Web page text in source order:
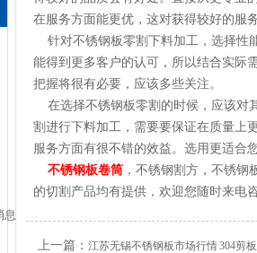
在服务方面能更优，这对获得较好的服
针对不锈钢板零割下料加工，选择性
能得到更多客户的认可，所以结合实际
把握将很有必要，应该多些关注。
在选择不锈钢板零割的时候，应该对
割进行下料加工，需要要保证在质量上
服务方面有很不错的效益。选用更适合
不锈钢板卷筒 ，不锈钢割方，不锈
的切割产品均有提供，欢迎您随时来电
上一篇： 江苏无锡不锈钢板市场行情 304剪